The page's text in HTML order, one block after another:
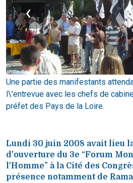
Une partie des manifestants
l\'entrevue avec les chefs de
préfet des Pays de la Loire.
‹
Lundi 30 juin 2008 avait lieu
d'ouverture du 3e “Forum
l'Homme” à la Cité des
présence notamment de